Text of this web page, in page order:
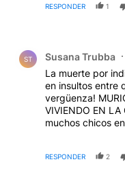
RESPONDER 1
ST Susana Trubba
La muerte por
en insultos entre
vergüenza!
VIVIENDO EN
muchos chicos
QUEDA CON LA
RESPONDER 2